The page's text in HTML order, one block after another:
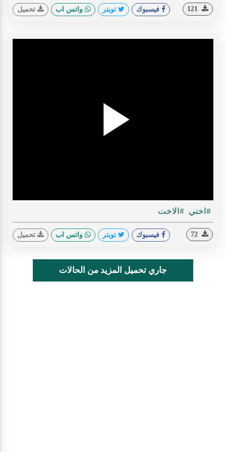
فيسبوك تويتر واتس اب تحميل
Play
#اختي #الاخت
فيسبوك تويتر واتس اب تحميل
جاري تحميل المزيد من الحالات